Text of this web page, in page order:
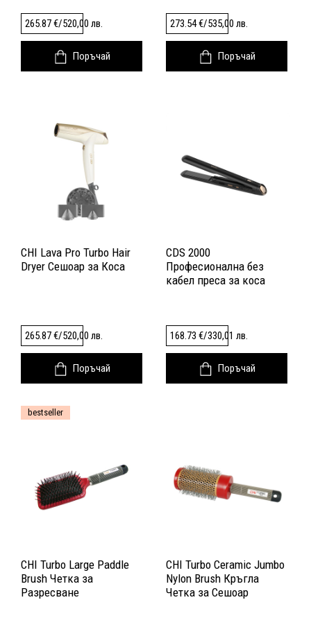
265.87€/520,00 лв.
Поръчай
273.54€/535,00 лв.
Поръчай
CHI Lava Pro Turbo Hair
Dryer Сешоар за Коса
265.87€/520,00 лв.
Поръчай
CDS 2000
Професионална без
кабел преса за коса
168.73 €/330,01 лв.
Поръчай
bestseller
CHI Turbo Large Paddle
Brush Четка за
Разресване
CHI Turbo Ceramic Jumbo
Nylon Brush Кръгла
Четка за Сешоар